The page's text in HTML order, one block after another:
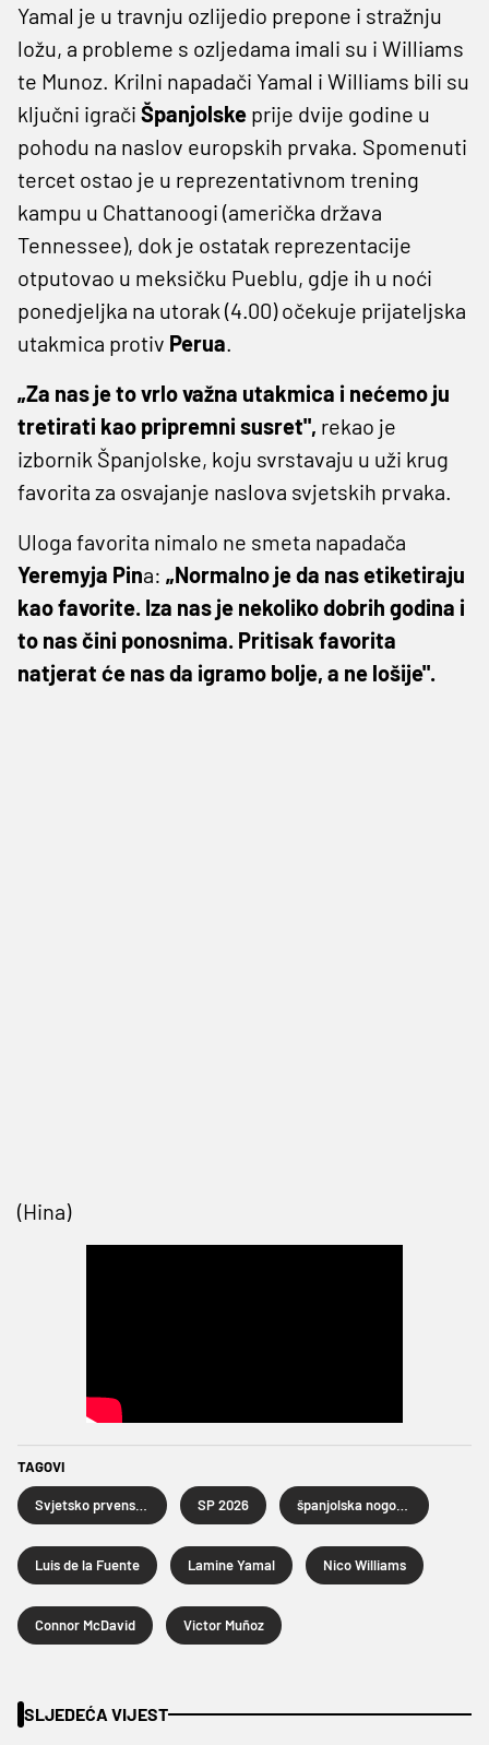
Yamal je u travnju ozlijedio prepone i stražnju
ložu, a probleme s ozljedama imali su i Williams
te Munoz. Krilni napadači Yamal i Williams bili su
ključni igrači Španjolske prije dvije godine u
pohodu na naslov europskih prvaka. Spomenuti
tercet ostao je u reprezentativnom trening
kampu u Chattanoogi (američka država
Tennessee), dok je ostatak reprezentacije
otputovao u meksičku Pueblu, gdje ih u noći
ponedjeljka na utorak (4.00) očekuje prijateljska
utakmica protiv Perua.
„Za nas je to vrlo važna utakmica i nećemo ju
tretirati kao pripremni susret", rekao je
izbornik Španjolske, koju svrstavaju u uži krug
favorita za osvajanje naslova svjetskih prvaka.
Uloga favorita nimalo ne smeta napadača
Yeremyja ‌Pina: „Normalno je da nas etiketiraju
kao favorite. Iza nas je nekoliko dobrih godina i
to nas čini ponosnima. Pritisak favorita
natjerat će nas da igramo bolje, a ne lošije".
(Hina)
TAGOVI
SP 2026
Luis de la Fuente Lamine Yamal Nico Williams
Connor McDavid Victor Muñoz
SLJEDEĆA VIJEST